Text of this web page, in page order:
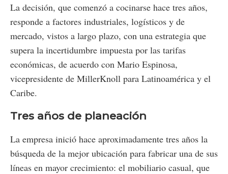
La decisión, que comenzó a cocinarse hace tres años,
responde a factores industriales, logísticos y de
mercado, vistos a largo plazo, con una estrategia que
supera la incertidumbre impuesta por las tarifas
económicas, de acuerdo con Mario Espinosa,
vicepresidente de MillerKnoll para Latinoamérica y el
Caribe.
Tres años de planeación
La empresa inició hace aproximadamente tres años la
búsqueda de la mejor ubicación para fabricar una de sus
líneas en mayor crecimiento: el mobiliario casual, que